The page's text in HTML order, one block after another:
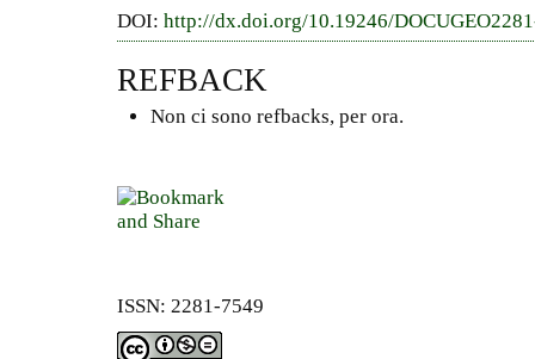
DOI: http://dx.doi.org/10.19246/
REFBACK
Non ci sono refbacks, per ora.
ISSN: 2281-7549